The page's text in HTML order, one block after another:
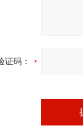
证码：